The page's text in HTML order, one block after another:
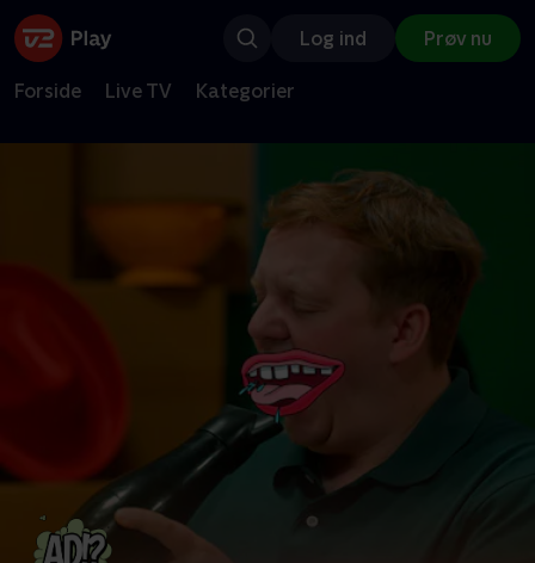
Log ind Prøv nu
Forside Live TV Kategorier